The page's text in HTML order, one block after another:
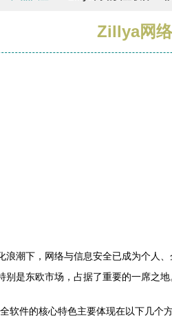
Zillya网
浪潮下，网络与信息安全已成为个人
别是东欧市场，占据了重要的一席之
软件的核心特色主要体现在以下几个方